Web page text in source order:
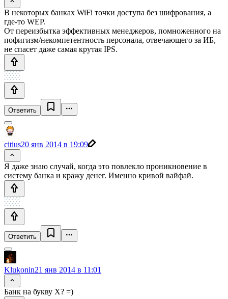
В некоторых банках WiFi точки доступа без шифрования, а
где-то WEP.
От переизбытка эффективных менеджеров, помноженного на
пофигизм/некомпетентность персонала, отвечающего за ИБ,
не спасет даже самая крутая IPS.
Ответить
citius20 янв 2014 в 19:09
Я даже знаю случай, когда это повлекло проникновение в
систему банка и кражу денег. Именно кривой вайфай.
Ответить
Klukonin21 янв 2014 в 11:01
Банк на букву Х? =)